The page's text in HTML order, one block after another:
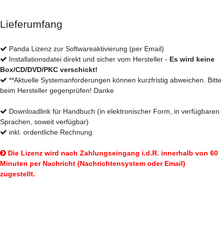
Lieferumfang
Panda Lizenz zur Softwareaktivierung (per Email)
Installationsdatei direkt und sicher vom Hersteller - Es wird keine
Box/CD/DVD/PKC verschickt!
**Aktuelle Systemanforderungen können kurzfristig abweichen. Bitte
beim Hersteller gegenprüfen! Danke
Downloadlink für Handbuch (in elektronischer Form, in verfügbaren
Sprachen, soweit verfügbar)
inkl. ordentliche Rechnung.
Die Lizenz wird nach Zahlungseingang i.d.R. innerhalb von 60
Minuten per Nachricht (Nachrichtensystem oder Email)
zugestellt.